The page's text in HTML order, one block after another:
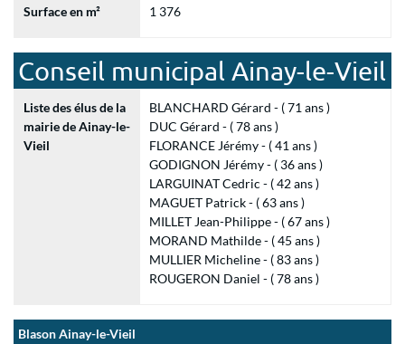
Surface en m² 1 376
Conseil municipal Ainay-le-Vieil
Liste des élus de la
mairie de Ainay-le-
Vieil
BLANCHARD Gérard - ( 71 ans )
DUC Gérard - ( 78 ans )
FLORANCE Jérémy - ( 41 ans )
GODIGNON Jérémy - ( 36 ans )
LARGUINAT Cedric - ( 42 ans )
MAGUET Patrick - ( 63 ans )
MILLET Jean-Philippe - ( 67 ans )
MORAND Mathilde - ( 45 ans )
MULLIER Micheline - ( 83 ans )
ROUGERON Daniel - ( 78 ans )
Blason Ainay-le-Vieil